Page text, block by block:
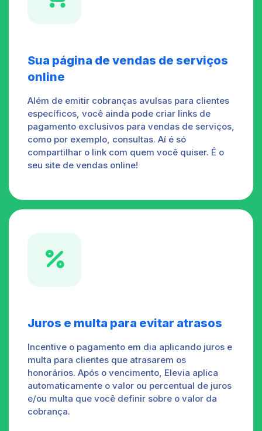
Sua página de vendas de serviços
online
Além de emitir cobranças avulsas para clientes
específicos, você ainda pode criar links de
pagamento exclusivos para vendas de serviços,
como por exemplo, consultas. Aí é só
compartilhar o link com quem você quiser. É o
seu site de vendas online!

Juros e multa para evitar atrasos
Incentive o pagamento em dia aplicando juros e
multa para clientes que atrasarem os
honorários. Após o vencimento, Elevia aplica
automaticamente o valor ou percentual de juros
e/ou multa que você definir sobre o valor da
cobrança.